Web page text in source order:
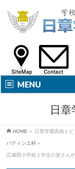
MENU
日
HOME » 日章学園高校トピ
パティシエ科 »
広瀬西小学校２年生の皆さん